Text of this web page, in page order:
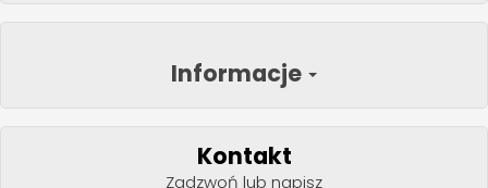
Informacje
Kontakt
Zadzwoń lub napisz